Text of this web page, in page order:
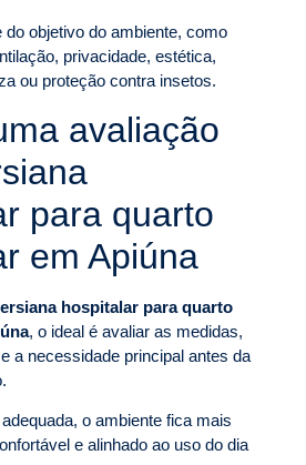
do objetivo do ambiente, como
privacidade, estética,
ou proteção contra insetos.
avaliação
para quarto
em Apiúna
hospitalar para quarto
, o ideal é avaliar as medidas,
a necessidade principal antes da
o ambiente fica mais
e alinhado ao uso do dia